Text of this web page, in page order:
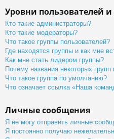
Уровни пользователей
Кто такие администраторы?
Кто такие модераторы?
Что такое группы пользователей?
Где находятся группы и как мне
Как мне стать лидером группы?
Почему названия некоторых
Что такое группа по умолчанию?
Что означает ссылка «Наша
Личные сообщения
Я не могу отправить личные
Я постоянно получаю